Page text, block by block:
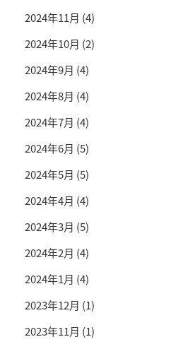
2024年11月 (4)
2024年10月 (2)
2024年9月 (4)
2024年8月 (4)
2024年7月 (4)
2024年6月 (5)
2024年5月 (5)
2024年4月 (4)
2024年3月 (5)
2024年2月 (4)
2024年1月 (4)
2023年12月 (1)
2023年11月 (1)